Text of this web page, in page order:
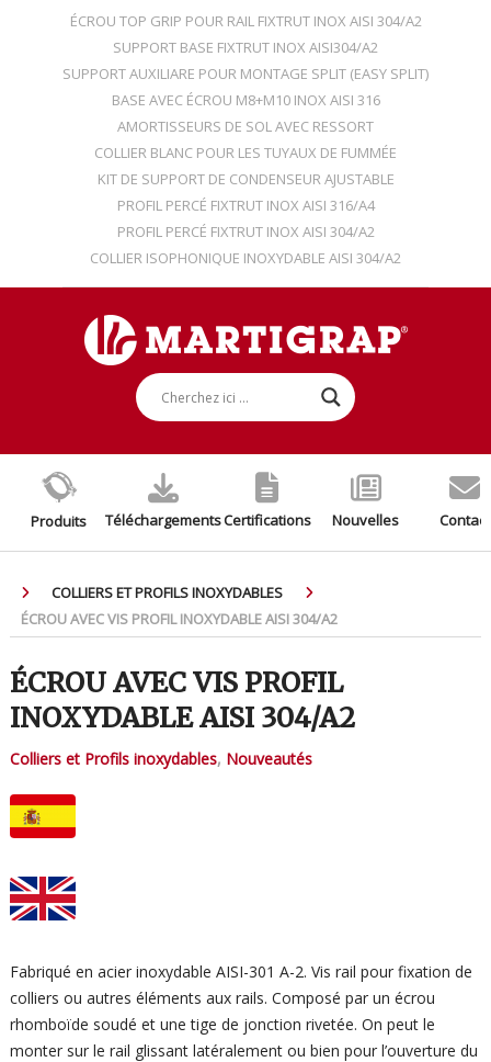
ÉCROU TOP GRIP POUR RAIL FIXTRUT INOX AISI 304/A2
SUPPORT BASE FIXTRUT INOX AISI304/A2
SUPPORT AUXILIARE POUR MONTAGE SPLIT (EASY SPLIT)
BASE AVEC ÉCROU M8+M10 INOX AISI 316
AMORTISSEURS DE SOL AVEC RESSORT
COLLIER BLANC POUR LES TUYAUX DE FUMMÉE
KIT DE SUPPORT DE CONDENSEUR AJUSTABLE
PROFIL PERCÉ FIXTRUT INOX AISI 316/A4
PROFIL PERCÉ FIXTRUT INOX AISI 304/A2
COLLIER ISOPHONIQUE INOXYDABLE AISI 304/A2
Produits TéléchargementsCertifications Nouvelles Contact
COLLIERS ET PROFILS INOXYDABLES
ÉCROU AVEC VIS PROFIL INOXYDABLE AISI 304/A2
ÉCROU AVEC VIS PROFIL
INOXYDABLE AISI 304/A2
Colliers et Profils inoxydables, Nouveautés
Fabriqué en acier inoxydable AISI-301 A-2. Vis rail pour fixation de
colliers ou autres éléments aux rails. Composé par un écrou
rhomboïde soudé et une tige de jonction rivetée. On peut le
monter sur le rail glissant latéralement ou bien pour l’ouverture du